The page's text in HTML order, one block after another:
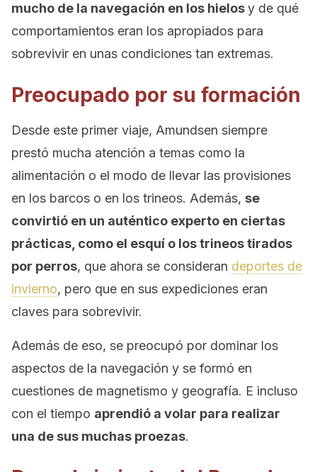
mucho de la navegación en los hielosy de qué
comportamientos eran los apropiados para
sobrevivir en unas condiciones tan extremas.
Preocupado por su formación
Desde este primer viaje, Amundsen siempre
prestó mucha atención a temas como la
alimentación o el modo de llevar las provisiones
en los barcos o en los trineos. Además, se
convirtió en un auténtico experto en ciertas
prácticas, como el esquí o los trineos tirados
por perros, que ahora se consideran deportes de
invierno, pero que en sus expediciones eran
claves para sobrevivir.
Además de eso, se preocupó por dominar los
aspectos de la navegación y se formó en
cuestiones de magnetismo y geografía. E incluso
con el tiempo aprendió a volar para realizar
una de sus muchas proezas.